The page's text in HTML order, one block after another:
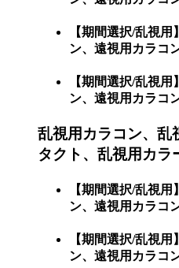
【期間選択/乱視
ン、遠視用カラコ
【期間選択/乱視
ン、遠視用カラコ
乱視用カラコン、乱
タクト、乱視用カラ
【期間選択/乱視
ン、遠視用カラコ
【期間選択/乱視
ン、遠視用カラコ